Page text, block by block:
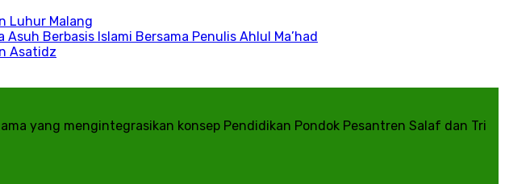
Luhur Malang
Berbasis Islami Bersama Penulis Ahlul Ma’had
Asatidz
yang mengintegrasikan konsep Pendidikan Pondok Pesantren Salaf dan Tri